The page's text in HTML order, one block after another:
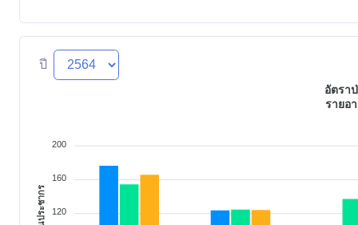
ปี
อัตรา
รายอ
200
160
120